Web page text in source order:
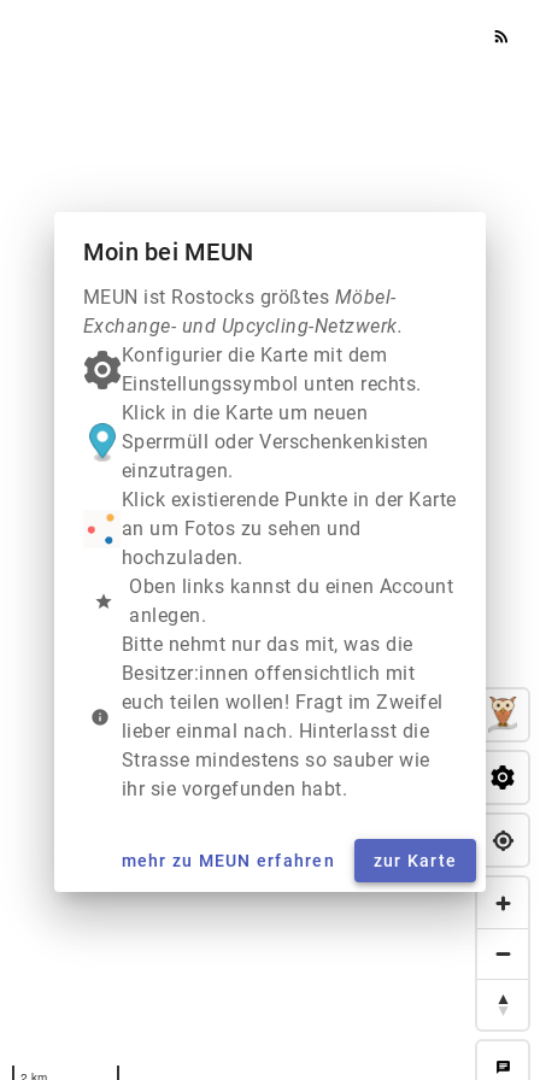
rss_feed
chat
Moin bei MEUN
MEUN ist Rostocks größtes Möbel-
Exchange- und Upcycling-Netzwerk.
Konfigurier die Karte mit dem
Einstellungssymbol unten rechts.
Klick in die Karte um neuen
Sperrmüll oder Verschenkenkisten
einzutragen.
Klick existierende Punkte in der Karte
an um Fotos zu sehen und
hochzuladen.
star
Oben links kannst du einen Account
anlegen.
info
Bitte nehmt nur das mit, was die
Besitzer:innen offensichtlich mit
euch teilen wollen! Fragt im Zweifel
lieber einmal nach. Hinterlasst die
Strasse mindestens so sauber wie
ihr sie vorgefunden habt.
mehr zu MEUN erfahren zur Karte